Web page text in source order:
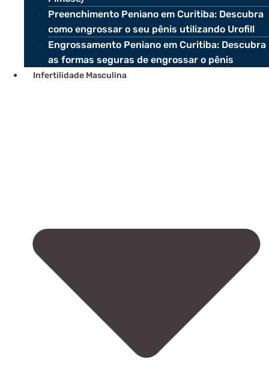
Preenchimento Peniano em Curitiba: Descubra
como engrossar o seu pênis utilizando Urofill
Engrossamento Peniano em Curitiba: Descubra
as formas seguras de engrossar o pênis
Infertilidade Masculina